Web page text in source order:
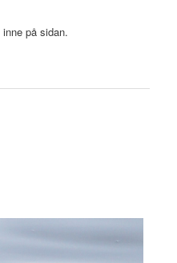
inne på sidan.